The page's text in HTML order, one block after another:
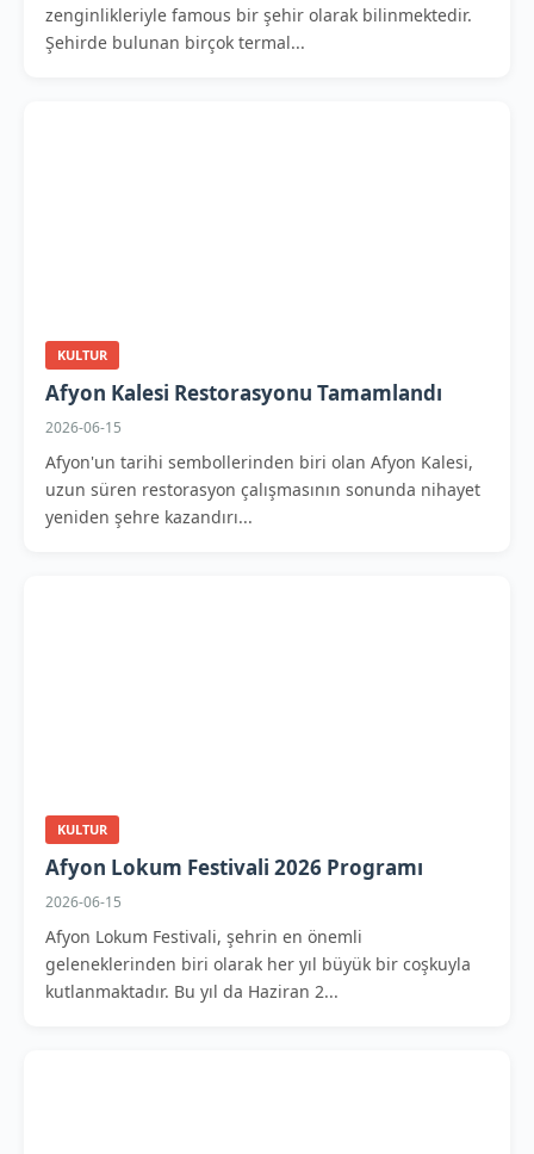
zenginlikleriyle famous bir şehir olarak bilinmektedir.
Şehirde bulunan birçok termal...
KULTUR
Afyon Kalesi Restorasyonu Tamamlandı
2026-06-15
Afyon'un tarihi sembollerinden biri olan Afyon Kalesi,
uzun süren restorasyon çalışmasının sonunda nihayet
yeniden şehre kazandırı...
KULTUR
Afyon Lokum Festivali 2026 Programı
2026-06-15
Afyon Lokum Festivali, şehrin en önemli
geleneklerinden biri olarak her yıl büyük bir coşkuyla
kutlanmaktadır. Bu yıl da Haziran 2...